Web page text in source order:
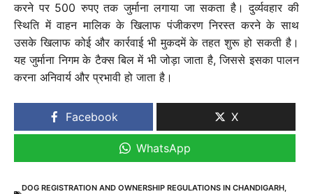
करने पर 500 रुपए तक जुर्माना लगाया जा सकता है। दुर्व्यवहार की
स्थिति में वाहन मालिक के खिलाफ पंजीकरण निरस्त करने के साथ
उसके खिलाफ कोई और कार्रवाई भी मुकदमें के तहत शुरू हो सकती है।
यह जुर्माना निगम के टैक्स बिल में भी जोड़ा जाता है, जिससे इसका पालन
करना अनिवार्य और प्रभावी हो जाता है।
Facebook X
WhatsApp
DOG REGISTRATION AND OWNERSHIP REGULATIONS IN CHANDIGARH,